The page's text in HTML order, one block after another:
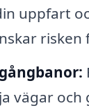
uppfart
risken
vägar